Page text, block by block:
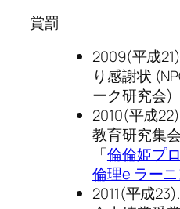
賞罰
2009(平成
り感謝状
ーク研究会)
2010(平成
教育研究集
「倫倫姫プ
倫理e ラー
2011(平成